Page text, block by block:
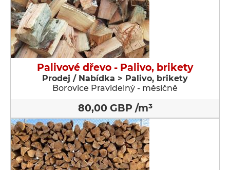
Palivové dřevo - Palivo, brikety
Prodej / Nabídka > Palivo, brikety
Borovice Pravidelný - měsíčně
80,00 GBP /m³